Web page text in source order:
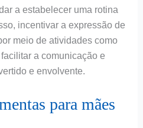
a estabelecer uma rotina
incentivar a expressão de
meio de atividades como
a comunicação e
e envolvente.
para mães